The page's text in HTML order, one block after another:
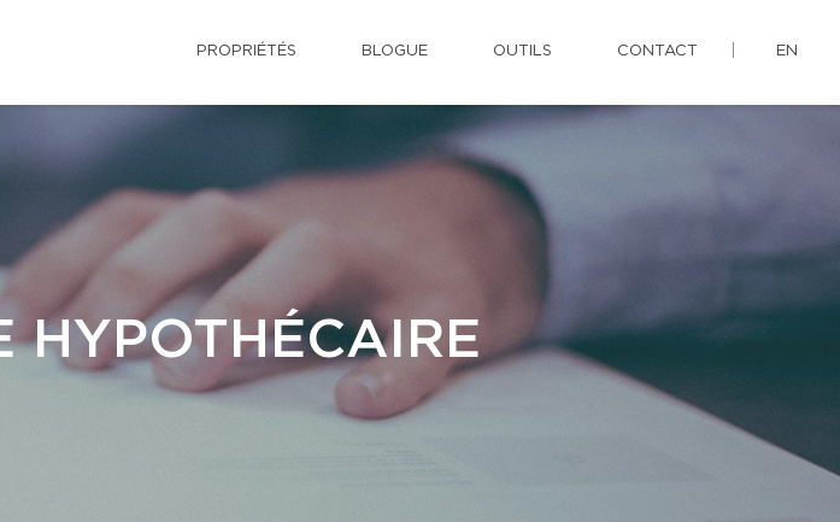
PROPRIÉTÉS BLOGUE OUTILS CONTACT EN
HYPOTHÉCAIRE